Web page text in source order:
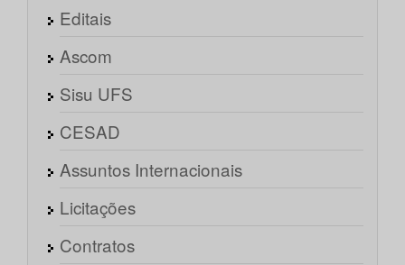
Editais
Ascom
Sisu UFS
CESAD
Assuntos Internacionais
Licitações
Contratos